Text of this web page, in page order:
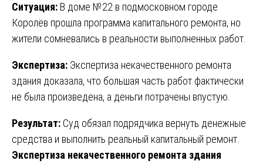
Ситуация: В доме №22 в подмосковном городе
Королёв прошла программа капитального ремонта, но
жители сомневались в реальности выполненных работ.
Экспертиза: Экспертиза некачественного ремонта
здания доказала, что большая часть работ фактически
не была произведена, а деньги потрачены впустую.
Результат: Суд обязал подрядчика вернуть денежные
средства и выполнить реальный капитальный ремонт.
Экспертиза некачественного ремонта здания